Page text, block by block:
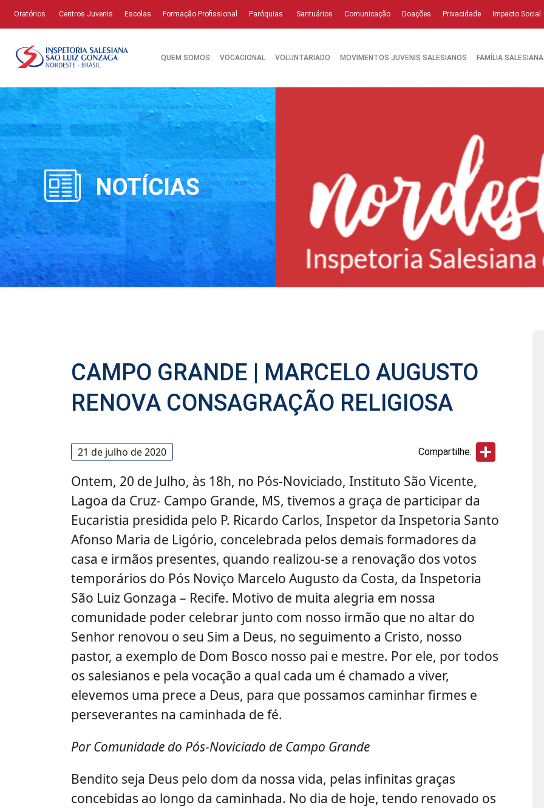
Oratórios Centros Juvenis Escolas Formação Profissional Paróquias Santuários Comunicação Doações Privacidade Impacto Social
QUEM SOMOS VOCACIONAL VOLUNTARIADO MOVIMENTOS JUVENIS SALESIANOS FAMÍLIA SALESIANA
NOTÍCIAS
CAMPO GRANDE | MARCELO AUGUSTO
RENOVA CONSAGRAÇÃO RELIGIOSA
21 de julho de 2020 Compartilhe:
Ontem, 20 de Julho, às 18h, no Pós-Noviciado, Instituto São Vicente,
Lagoa da Cruz- Campo Grande, MS, tivemos a graça de participar da
Eucaristia presidida pelo P. Ricardo Carlos, Inspetor da Inspetoria Santo
Afonso Maria de Ligório, concelebrada pelos demais formadores da
casa e irmãos presentes, quando realizou-se a renovação dos votos
temporários do Pós Noviço Marcelo Augusto da Costa, da Inspetoria
São Luiz Gonzaga – Recife. Motivo de muita alegria em nossa
comunidade poder celebrar junto com nosso irmão que no altar do
Senhor renovou o seu Sim a Deus, no seguimento a Cristo, nosso
pastor, a exemplo de Dom Bosco nosso pai e mestre. Por ele, por todos
os salesianos e pela vocação a qual cada um é chamado a viver,
elevemos uma prece a Deus, para que possamos caminhar firmes e
perseverantes na caminhada de fé.
Por Comunidade do Pós-Noviciado de Campo Grande
Bendito seja Deus pelo dom da nossa vida, pelas infinitas graças
concebidas ao longo da caminhada. No dia de hoje, tendo renovado os